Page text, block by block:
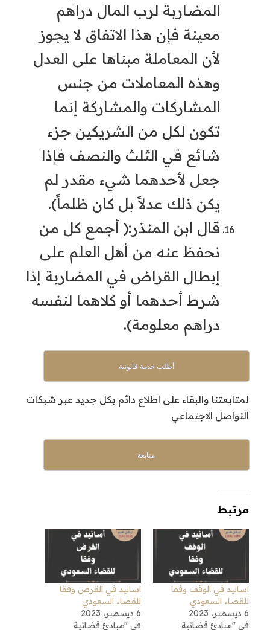
المضاربة لرب المال دراهم
معينة فإن هذا الاتفاق لا يجوز
لأن المعاملة مبناها على العدل
وهذه المعاملات من جنس
المشاركات والمشاركة إنما
تكون لكل من الشريكين جزء
شائع في الثلث والنصف فإذا
جعل لأحدهما شيء مقدر لم
يكن ذلك عدلاً بل كان ظلماً).
قال ابن المنذر:( أجمع كل من
نحفظ عنه من أهل العلم على
إبطال القراض في المضاربة إذا
شرط أحدهما أو كلاهما لنفسه
دراهم معلومة).
أطلب خدمة قانونية
لمتابعتنا والبقاء على اطلاع دائم بكل جديد عبر شبكات
التواصل الاجتماعي
متابعة
مرتبط
اسانيد في الوقف وفقا
للقضاء السعودي
6 ديسمبر، 2023
في "مبادئ قضائية
اسانيد في القرض وفقا
للقضاء السعودي
6 ديسمبر، 2023
في "مبادئ قضائية